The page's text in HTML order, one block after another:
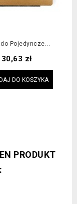
Pojedyncze...
Cena
30,63 zł
DO KOSZYKA
PRODUKT